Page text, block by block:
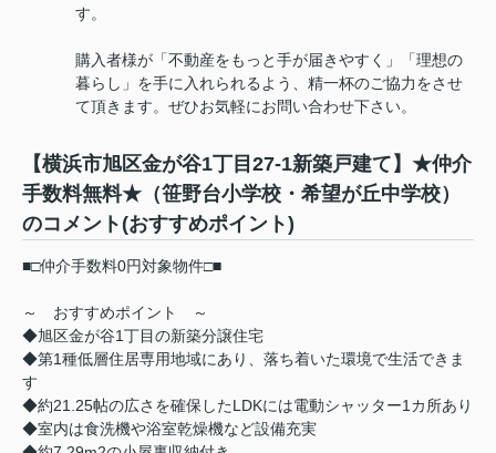
す。
購入者様が「不動産をもっと手が届きやすく」「理想の
暮らし」を手に入れられるよう、精一杯のご協力をさせ
て頂きます。ぜひお気軽にお問い合わせ下さい。
【横浜市旭区金が谷1丁目27-1新築戸建て】★仲介
手数料無料★（笹野台小学校・希望が丘中学校）
のコメント(おすすめポイント)
■□仲介手数料0円対象物件□■
～ おすすめポイント ～
◆旭区金が谷1丁目の新築分譲住宅
◆第1種低層住居専用地域にあり、落ち着いた環境で生活できま
す
◆約21.25帖の広さを確保したLDKには電動シャッター1カ所あり
◆室内は食洗機や浴室乾燥機など設備充実